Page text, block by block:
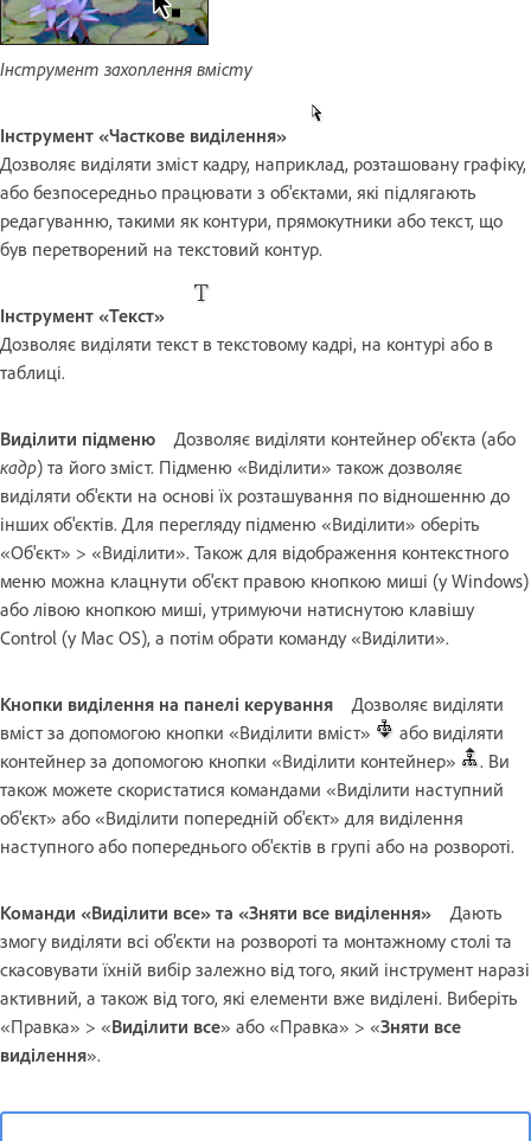
Інструмент захоплення вмісту
Інструмент «Часткове виділення»
Дозволяє виділяти зміст кадру, наприклад, розташовану графіку,
або безпосередньо працювати з об'єктами, які підлягають
редагуванню, такими як контури, прямокутники або текст, що
був перетворений на текстовий контур.
Інструмент «Текст»
Дозволяє виділяти текст в текстовому кадрі, на контурі або в
таблиці.
Виділити підменю
Дозволяє виділяти контейнер об'єкта (або
кадр) та його зміст. Підменю «Виділити» також дозволяє
виділяти об'єкти на основі їх розташування по відношенню до
інших об'єктів. Для перегляду підменю «Виділити» оберіть
«Об'єкт» > «Виділити». Також для відображення контекстного
меню можна клацнути об'єкт правою кнопкою миші (у Windows)
або лівою кнопкою миші, утримуючи натиснутою клавішу
Control (у Mac OS), а потім обрати команду «Виділити».
Кнопки виділення на панелі керування
Дозволяє виділяти
вміст за допомогою кнопки «Виділити вміст»
або виділяти
контейнер за допомогою кнопки «Виділити контейнер»
. Ви
також можете скористатися командами «Виділити наступний
об'єкт» або «Виділити попередній об'єкт» для виділення
наступного або попереднього об'єктів в групі або на розвороті.
Команди «Виділити все» та «Зняти все виділення»
Дають
змогу виділяти всі об’єкти на розвороті та монтажному столі та
скасовувати їхній вибір залежно від того, який інструмент наразі
активний, а також від того, які елементи вже виділені. Виберіть
«Правка» > «Виділити все» або «Правка» > «Зняти все
виділення».